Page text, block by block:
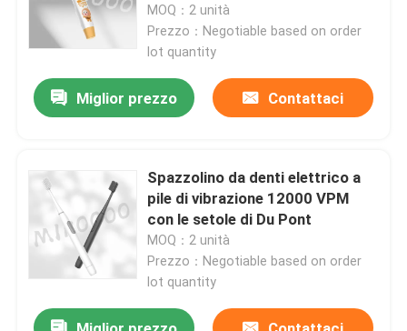
spazzolino da denti IPX7
MOQ：2 unità
Prezzo：Negotiable based on order
lot quantity
Miglior prezzo Contattaci
Spazzolino da denti elettrico a
pile di vibrazione 12000 VPM
con le setole di Du Pont
MOQ：2 unità
Prezzo：Negotiable based on order
lot quantity